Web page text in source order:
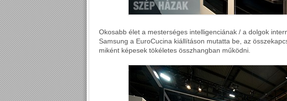
Okosabb élet a mesterséges intelligenciának / a dolgok
Samsung a EuroCucina kiállításon mutatta be, az
miként képesek tökéletes összhangban működni.